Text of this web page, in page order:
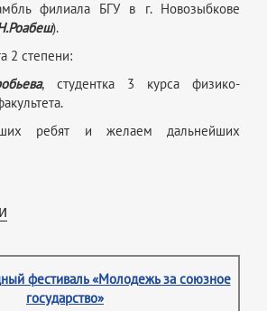
филиала БГУ в г. Новозыбкове
).
2 степени:
, студентка 3 курса физико-
ребят и желаем дальнейших
фестиваль «Молодежь за союзное
государство»